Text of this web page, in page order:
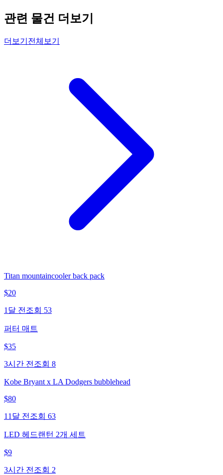
관련 물건 더보기
더보기 전체보기
Titan mountaincooler back pack
$20
1달 전 조회 53
퍼터 매트
$35
3시간 전 조회 8
Kobe Bryant x LA Dodgers bubblehead
$80
11달 전 조회 63
LED 헤드랜턴 2개 세트
$9
3시간 전 조회 2